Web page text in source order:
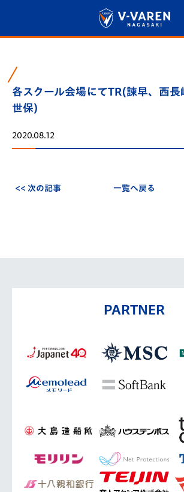
各スクール会場にてTR(諫早、西長
世保)
2020.08.12
<< 次の記事 一覧へ戻る
PARTNER